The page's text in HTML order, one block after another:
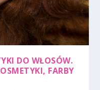
DO WŁOSÓW.
FARBY